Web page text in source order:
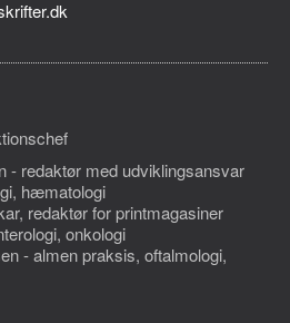
- redaktør med udviklingsansvar
hæmatologi
redaktør for printmagasiner
onkologi
- almen praksis, oftalmologi,